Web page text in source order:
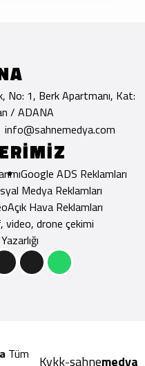
No: 1, Berk Apartmanı, Kat:
/ ADANA
info@sahnemedya.com
Google ADS Reklamları
Medya Reklamları
Açık Hava Reklamları
drone çekimi
Tüm
Kvkk-sahnemedya